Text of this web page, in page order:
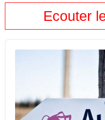
Ecouter
Audio